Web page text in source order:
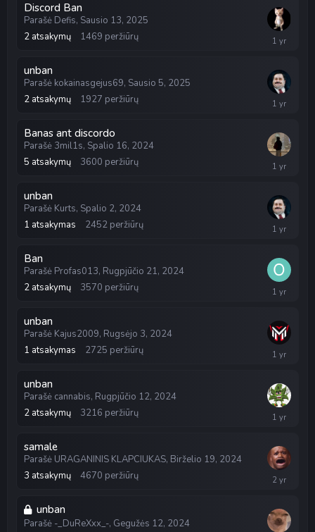
Discord Ban
Parašė Defis, Sausio 13, 2025
2 atsakymų 1469 peržiūrų
Sausio
unban
Parašė kokainasgejus69, Sausio 5, 2025
2 atsakymų 1927 peržiūrų
Sausio
Banas ant discordo
Parašė 3mil1s, Spalio 16, 2024
5 atsakymų 3600 peržiūrų
Sausio
unban
Parašė Kurts, Spalio 2, 2024
1 atsakymas 2452 peržiūrų
Spalio
Ban
Parašė Profas013, Rugpjūčio 21, 2024
2 atsakymų 3570 peržiūrų
Rugsėjo
unban
Parašė Kajus2009, Rugsėjo 3, 2024
1 atsakymas 2725 peržiūrų
Rugsėjo
unban
Parašė cannabis, Rugpjūčio 12, 2024
2 atsakymų 3216 peržiūrų
Rugpjūčio
samale
Parašė URAGANINIS KLAPCIUKAS, Birželio 19, 2024
3 atsakymų 4670 peržiūrų
Birželio
unban
Parašė -_DuReXxx_-, Gegužės 12, 2024